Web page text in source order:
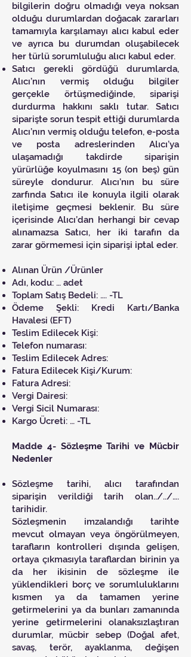
bilgilerin doğru olmadığı veya noksan
olduğu durumlardan doğacak zararları
tamamıyla karşılamayı alıcı kabul eder
ve ayrıca bu durumdan oluşabilecek
her türlü sorumluluğu alıcı kabul eder.
Satıcı gerekli gördüğü durumlarda,
Alıcı’nın vermiş olduğu bilgiler
gerçekle örtüşmediğinde, siparişi
durdurma hakkını saklı tutar. Satıcı
siparişte sorun tespit ettiği durumlarda
Alıcı’nın vermiş olduğu telefon, e-posta
ve posta adreslerinden Alıcı’ya
ulaşamadığı takdirde siparişin
yürürlüğe koyulmasını 15 (on beş) gün
süreyle dondurur. Alıcı’nın bu süre
zarfında Satıcı ile konuyla ilgili olarak
iletişime geçmesi beklenir. Bu süre
içerisinde Alıcı’dan herhangi bir cevap
alınamazsa Satıcı, her iki tarafın da
zarar görmemesi için siparişi iptal eder.
Alınan Ürün /Ürünler
Adı, kodu: … adet
Toplam Satış Bedeli: …. -TL
Ödeme Şekli: Kredi Kartı/Banka
Havalesi (EFT)
Teslim Edilecek Kişi:
Telefon numarası:
Teslim Edilecek Adres:
Fatura Edilecek Kişi/Kurum:
Fatura Adresi:
Vergi Dairesi:
Vergi Sicil Numarası:
Kargo Ücreti: … -TL
Madde 4- Sözleşme Tarihi ve Mücbir
Nedenler
Sözleşme tarihi, alıcı tarafından
siparişin verildiği tarih olan../../….
tarihidir.
Sözleşmenin imzalandığı tarihte
mevcut olmayan veya öngörülmeyen,
tarafların kontrolleri dışında gelişen,
ortaya çıkmasıyla taraflardan birinin ya
da her ikisinin de sözleşme ile
yüklendikleri borç ve sorumluluklarını
kısmen ya da tamamen yerine
getirmelerini ya da bunları zamanında
yerine getirmelerini olanaksızlaştıran
durumlar, mücbir sebep (Doğal afet,
savaş, terör, ayaklanma, değişen